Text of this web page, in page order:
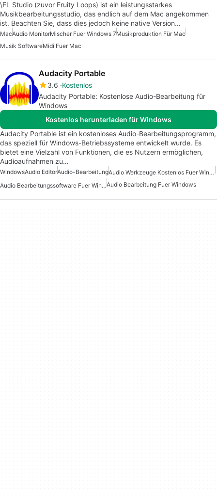
\FL Studio (zuvor Fruity Loops) ist ein leistungsstarkes
Musikbearbeitungsstudio, das endlich auf dem Mac angekommen
ist. Beachten Sie, dass dies jedoch keine native Version…
MacAudio MonitorMischer Fuer Windows 7Musikproduktion Für Mac
Musik SoftwareMidi Fuer Mac
Audacity Portable
3.6 Kostenlos
Audacity Portable: Kostenlose Audio-Bearbeitung für
Windows
Kostenlos herunterladen für Windows
Audacity Portable ist ein kostenloses Audio-Bearbeitungsprogramm,
das speziell für Windows-Betriebssysteme entwickelt wurde. Es
bietet eine Vielzahl von Funktionen, die es Nutzern ermöglichen,
Audioaufnahmen zu…
WindowsAudio EditorAudio-Bearbeitung
Audio Werkzeuge Kostenlos Fuer Windows
Audio Bearbeitungssoftware Fuer Windows 7Audio Bearbeitung Fuer Windows